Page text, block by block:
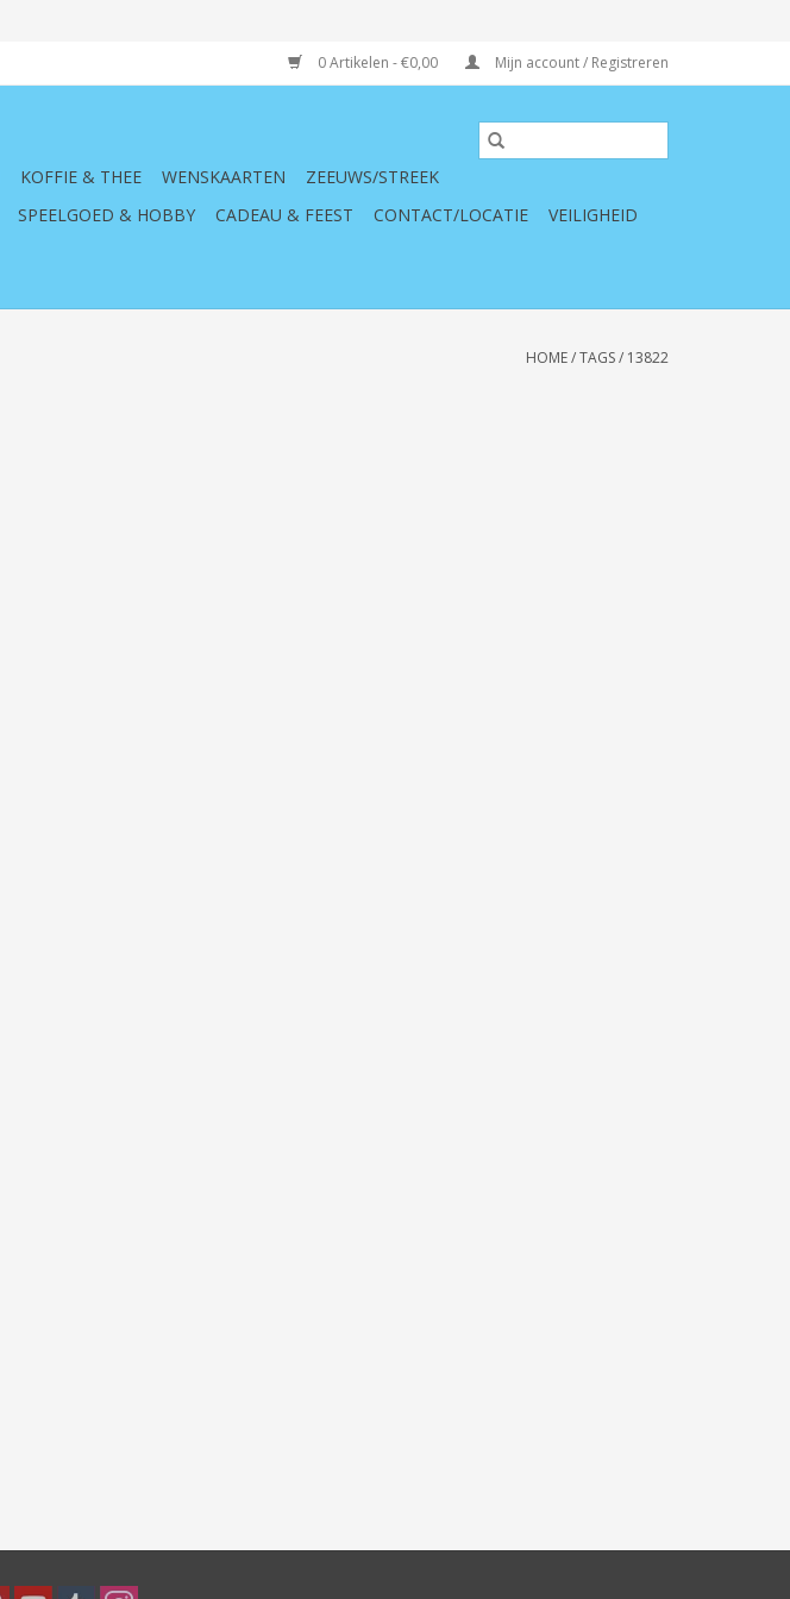
0 Artikelen - €0,00 Mijn account / Registreren
KOFFIE & THEE WENSKAARTEN
ZEEUWS/STREEK
SPEELGOED & HOBBY CADEAU & FEEST CONTACT/LOCATIE
VEILIGHEID
HOME/TAGS/ 13822